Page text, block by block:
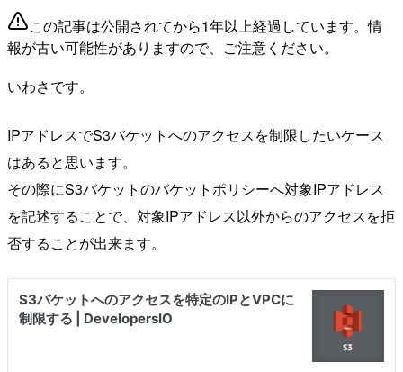
この記事は公開されてから1年以上経過しています。情
報が古い可能性がありますので、ご注意ください。
いわさです。
IPアドレスでS3バケットへのアクセスを制限したいケース
はあると思います。
その際にS3バケットのバケットポリシーへ対象IPアドレス
を記述することで、対象IPアドレス以外からのアクセスを拒
否することが出来ます。